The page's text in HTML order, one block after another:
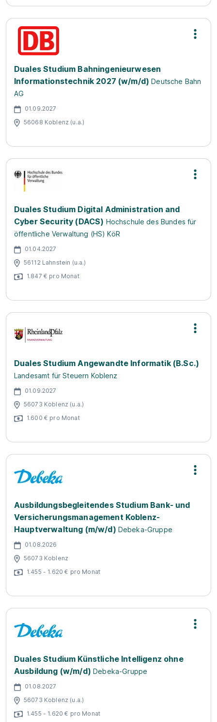
Duales Studium Bahningenieurwesen
Informationstechnik 2027 (w/m/d) Deutsche Bahn
AG
01.09.2027
56068 Koblenz (u.a.)
Duales Studium Digital Administration and
Cyber Security (DACS) Hochschule des Bundes für
öffentliche Verwaltung (HS) KöR
01.04.2027
56112 Lahnstein (u.a.)
1.847 € pro Monat
Duales Studium Angewandte Informatik (B.Sc.)
Landesamt für Steuern Koblenz
01.09.2027
56073 Koblenz (u.a.)
1.600 € pro Monat
Ausbildungsbegleitendes Studium Bank- und
Versicherungsmanagement Koblenz-
Hauptverwaltung (m/w/d) Debeka-Gruppe
01.08.2026
56073 Koblenz
1.455 - 1.620 € pro Monat
Duales Studium Künstliche Intelligenz ohne
Ausbildung (w/m/d) Debeka-Gruppe
01.08.2027
56073 Koblenz (u.a.)
1.455 - 1.620 € pro Monat